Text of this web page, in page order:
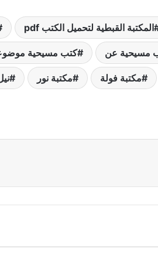
المكتبة القبطية لتحميل الكتب pdf
مسيحية عن كتب مسيحية
مكتبة فولة مكتبة نور